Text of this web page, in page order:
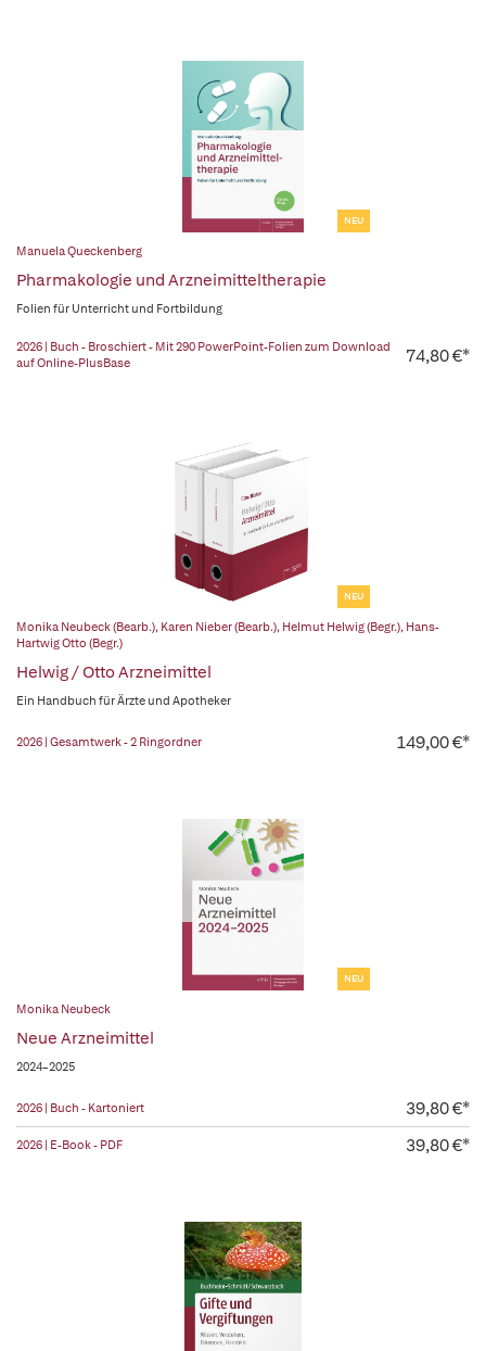
NEU
Manuela Queckenberg
Pharmakologie und Arzneimitteltherapie
Folien für Unterricht und Fortbildung
2026 | Buch - Broschiert - Mit 290 PowerPoint-Folien zum Download
auf Online-PlusBase
74,80 €*
NEU
Monika Neubeck (Bearb.), Karen Nieber (Bearb.), Helmut Helwig (Begr.), Hans-
Hartwig Otto (Begr.)
Helwig / Otto Arzneimittel
Ein Handbuch für Ärzte und Apotheker
2026 | Gesamtwerk - 2 Ringordner 149,00 €*
NEU
Monika Neubeck
Neue Arzneimittel
2024–2025
2026 | Buch - Kartoniert 39,80 €*
2026 | E-Book - PDF 39,80 €*